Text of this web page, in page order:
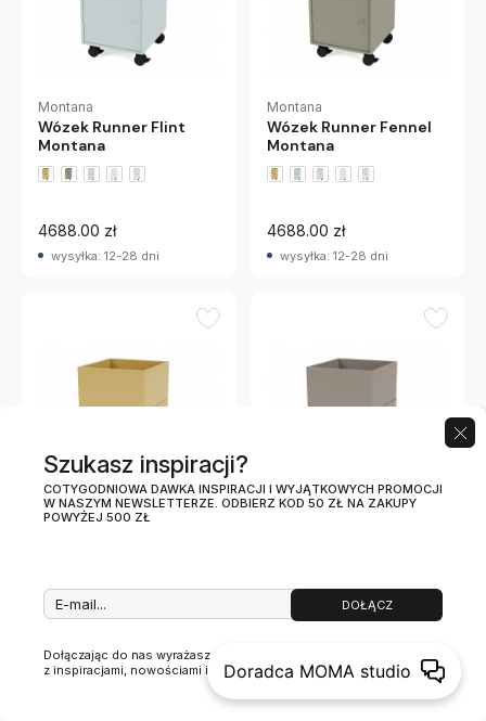
Montana
Wózek Runner Flint
Montana
4688.00 zł
wysyłka: 12-28 dni
Montana
Wózek Runner Fennel
Montana
4688.00 zł
wysyłka: 12-28 dni
Montana
4688.00 zł
Montana
4688.00 zł
wysyłka: 12-28 dni
Szukasz inspiracji?
COTYGODNIOWA DAWKA INSPIRACJI I WYJĄTKOWYCH PROMOCJI
W NASZYM NEWSLETTERZE. ODBIERZ KOD 50 ZŁ NA ZAKUPY
POWYŻEJ 500 ZŁ
DOŁĄCZ
Dołączając do nas wyrażasz zgodnę na otrzymywanie newslettera
z inspiracjami, nowościami i promocjami.(więcej)
Doradca MOMA studio